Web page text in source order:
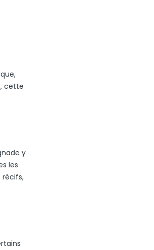
cette
y
les
récifs,